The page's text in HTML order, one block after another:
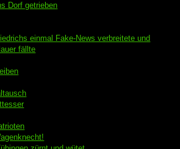
Dorf getrieben
einmal Fake-News verbreitete und
fällte